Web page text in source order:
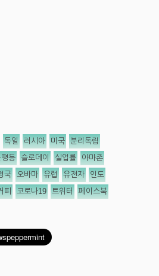
독일 러시아 미국 분리독립
등 슬로데이 실업률 아마존
국 오바마 유럽 유전자 인도
피 코로나19 트위터 페이스북